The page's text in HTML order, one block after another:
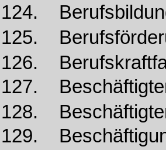
124.
125.
126.
127.
128.
129.